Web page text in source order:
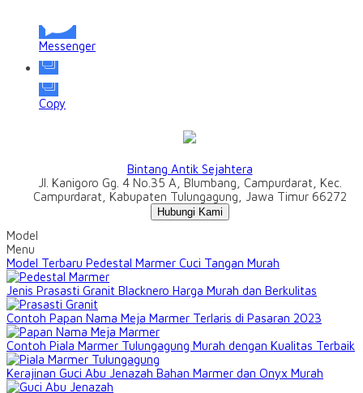
Messenger
Copy
Bintang Antik Sejahtera
Jl. Kanigoro Gg. 4 No.35 A, Blumbang, Campurdarat, Kec.
Campurdarat, Kabupaten Tulungagung, Jawa Timur 66272
Hubungi Kami
Model
Menu
Model Terbaru Pedestal Marmer Cuci Tangan Murah
Jenis Prasasti Granit Blacknero Harga Murah dan Berkulitas
Contoh Papan Nama Meja Marmer Terlaris di Pasaran 2023
Contoh Piala Marmer Tulungagung Murah dengan Kualitas Terbaik
Kerajinan Guci Abu Jenazah Bahan Marmer dan Onyx Murah